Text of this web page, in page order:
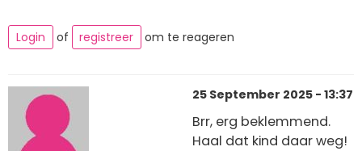
Login of registreer om te reageren
25 September 2025 - 13:37
Brr, erg beklemmend.
Haal dat kind daar weg!